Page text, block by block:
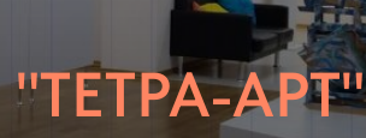
"ТЕТРА-АРТ"